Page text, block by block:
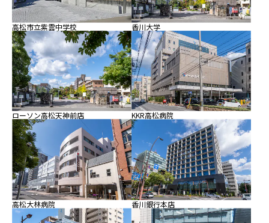
高松市立紫雲中学校 香川大学
ローソン高松天神前店 KKR高松病院
高松大林病院 香川銀行本店